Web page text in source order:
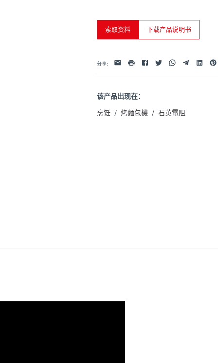
索取资料 下载产品说明书
分享: 电子邮件
打印 FacebookTwitterWhatsappTelegramLinkedin
该产品出现在：
烹饪 / 烤麵包機 / 石英電阻